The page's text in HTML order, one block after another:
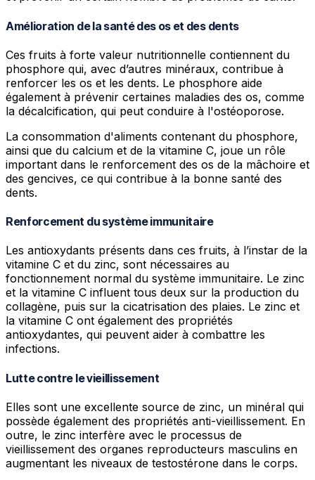
Amélioration de la santé des os et des dents
Ces fruits à forte valeur nutritionnelle contiennent du
phosphore qui, avec d’autres minéraux, contribue à
renforcer les os et les dents. Le phosphore aide
également à prévenir certaines maladies des os, comme
la décalcification, qui peut conduire à l'ostéoporose.
La consommation d'aliments contenant du phosphore,
ainsi que du calcium et de la vitamine C, joue un rôle
important dans le renforcement des os de la mâchoire et
des gencives, ce qui contribue à la bonne santé des
dents.
Renforcement du système immunitaire
Les antioxydants présents dans ces fruits, à l’instar de la
vitamine C et du zinc, sont nécessaires au
fonctionnement normal du système immunitaire. Le zinc
et la vitamine C influent tous deux sur la production du
collagène, puis sur la cicatrisation des plaies. Le zinc et
la vitamine C ont également des propriétés
antioxydantes, qui peuvent aider à combattre les
infections.
Lutte contre le vieillissement
Elles sont une excellente source de zinc, un minéral qui
possède également des propriétés anti-vieillissement. En
outre, le zinc interfère avec le processus de
vieillissement des organes reproducteurs masculins en
augmentant les niveaux de testostérone dans le corps.